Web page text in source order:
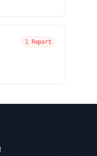
1 Report